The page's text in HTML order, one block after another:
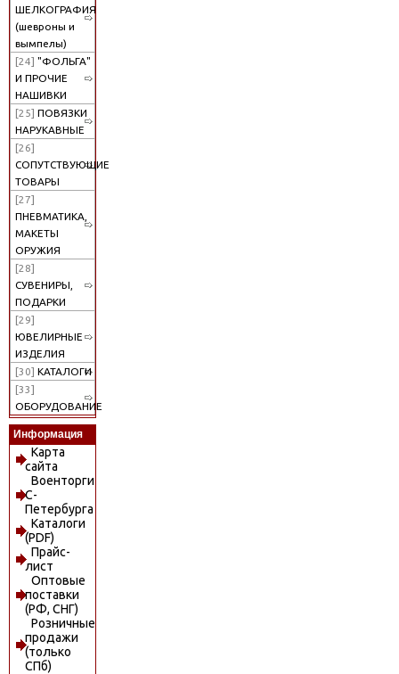
ШЕЛКОГРАФИЯ
(шевроны и
вымпелы)
[24] "ФОЛЬГА"
И ПРОЧИЕ
НАШИВКИ
[25] ПОВЯЗКИ
НАРУКАВНЫЕ
[26]
СОПУТСТВУЮЩИЕ
ТОВАРЫ
[27]
ПНЕВМАТИКА,
МАКЕТЫ
ОРУЖИЯ
[28]
СУВЕНИРЫ,
ПОДАРКИ
[29]
ЮВЕЛИРНЫЕ
ИЗДЕЛИЯ
[30] КАТАЛОГИ
[33]
ОБОРУДОВАНИЕ
Информация
Карта
сайта
Военторги
С-
Петербурга
Каталоги
(PDF)
Прайс-
лист
Оптовые
поставки
(РФ, СНГ)
Розничные
продажи
(только
СПб)